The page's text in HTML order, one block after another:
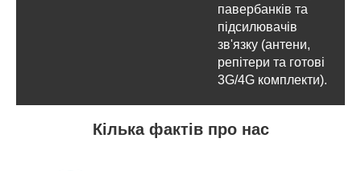
павербанків та
підсилювачів
зв'язку (антени,
репітери та готові
3G/4G комплекти).
Кілька фактів про нас